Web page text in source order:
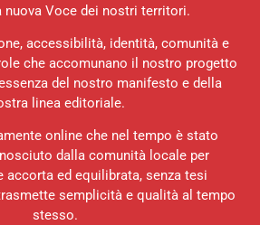
nuova Voce dei nostri territori.
accessibilità, identità, comunità e
che accomunano il nostro progetto
del nostro manifesto e della
linea editoriale.
online che nel tempo è stato
dalla comunità locale per
accorta ed equilibrata, senza tesi
semplicità e qualità al tempo
stesso.